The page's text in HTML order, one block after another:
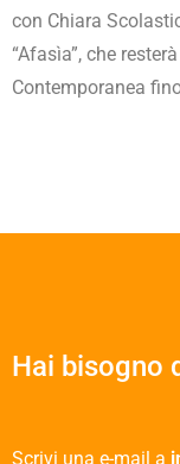
con Chiara
“Afasìa”, che
Contemporanea
Hai bisogno
Scrivi una e-mail a